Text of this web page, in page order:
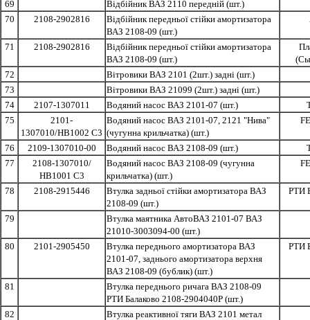
69
Відбійник ВАЗ 2110 передній (шт.)
70
2108-2902816
Відбійник передньої стійки амортизатора
ВАЗ 2108-09 (шт.)
71 2108-2902816
Відбійник передньої стійки амортизатора
ВАЗ 2108-09 (шт.)
72
Вітровики ВАЗ 2101 (2шт.) задні (шт.)
73
Вітровики ВАЗ 21099 (2шт.) задні (шт.)
74
2107-1307011 Водяний насос ВАЗ 2101-07 (шт.)
75
2101-
1307010/HB1002 C3
Водяний насос ВАЗ 2101-07, 2121 "Нива"
(чугунна крильчатка) (шт.)
76 2109-1307010-00 Водяний насос ВАЗ 2108-09 (шт.)
77
2108-1307010/
HB1001 C3
Водяний насос ВАЗ 2108-09 (чугунна
крильчатка) (шт.)
78 2108-2915446
Втулка задньої стійки амортизатора ВАЗ
2108-09 (шт.)
РТИ
79
Втулка маятника АвтоВАЗ 2101-07 ВАЗ
21010-3003094-00 (шт.)
80
2101-2905450
Втулка переднього амортизатора ВАЗ
2101-07, заднього амортизатора верхня
ВАЗ 2108-09 (бублик) (шт.)
РТИ
81
Втулка переднього ричага ВАЗ 2108-09
РТИ Балаково 2108-2904040Р (шт.)
82
Втулка реактивної тяги ВАЗ 2101 метал